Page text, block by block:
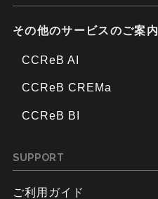
その他のサービスのご案内
CCReB AI
CCReB CREMa
CCReB BI
SUPPORT
ご利用ガイド